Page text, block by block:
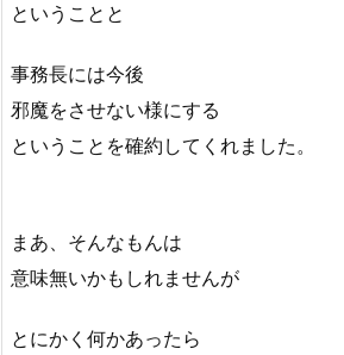
ということと
事務長には今後
邪魔をさせない様にする
ということを確約してくれました。
まあ、そんなもんは
意味無いかもしれませんが
とにかく何かあったら